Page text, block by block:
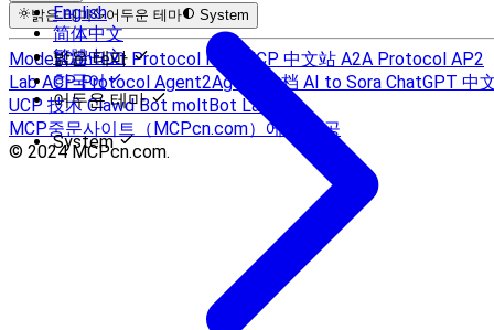
English
简体中文
繁體中文
한국어
밝은 테마 어두운 테마 System
밝은 테마
어두운 테마
System
Model Context Protocol Hub MCP 中文站 A2A Protocol AP2
LabACP Protocol Agent2Agent 文档 AI to Sora ChatGPT 中
UCP 技术Clawd Bot moltBot Lab
MCP중문사이트（MCPcn.com）에서 제공
© 2024 MCPcn.com.